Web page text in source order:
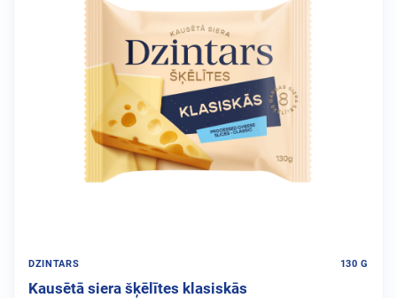
DZINTARS 130 G
Kausētā siera šķēlītes klasiskās